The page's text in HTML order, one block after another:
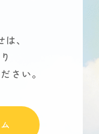
、
さい。